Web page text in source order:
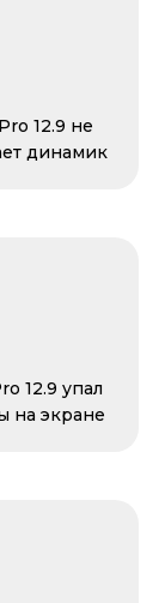
12.9 не
динамик
12.9 упал
на экране